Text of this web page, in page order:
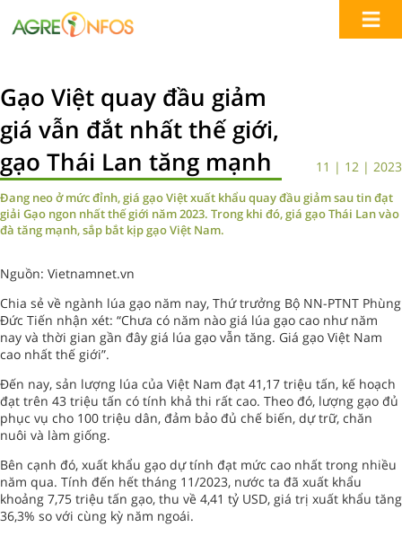
Gạo Việt quay đầu giảm
giá vẫn đắt nhất thế giới,
gạo Thái Lan tăng mạnh
11 | 12 | 2023
Đang neo ở mức đỉnh, giá gạo Việt xuất khẩu quay đầu giảm sau tin đạt
giải Gạo ngon nhất thế giới năm 2023. Trong khi đó, giá gạo Thái Lan vào
đà tăng mạnh, sắp bắt kịp gạo Việt Nam.
Nguồn: Vietnamnet.vn
Chia sẻ về ngành lúa gạo năm nay, Thứ trưởng Bộ NN-PTNT Phùng
Đức Tiến nhận xét: “Chưa có năm nào giá lúa gạo cao như năm
nay và thời gian gần đây giá lúa gạo vẫn tăng. Giá gạo Việt Nam
cao nhất thế giới”.
Đến nay, sản lượng lúa của Việt Nam đạt 41,17 triệu tấn, kế hoạch
đạt trên 43 triệu tấn có tính khả thi rất cao. Theo đó, lượng gạo đủ
phục vụ cho 100 triệu dân, đảm bảo đủ chế biến, dự trữ, chăn
nuôi và làm giống.
Bên cạnh đó, xuất khẩu gạo dự tính đạt mức cao nhất trong nhiều
năm qua. Tính đến hết tháng 11/2023, nước ta đã xuất khẩu
khoảng 7,75 triệu tấn gạo, thu về 4,41 tỷ USD, giá trị xuất khẩu tăng
36,3% so với cùng kỳ năm ngoái.